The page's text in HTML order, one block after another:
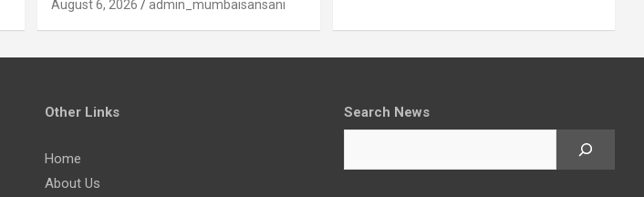
August 6, 2026 admin_mumbaisansani
Other Links
Home
About Us
Search News